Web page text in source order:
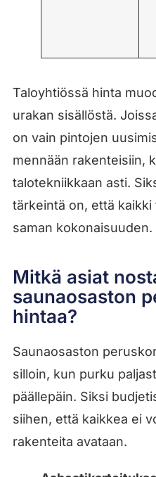
Taloyhtiössä hinta
urakan sisällöstä.
on vain pintojen
mennään rakenteisiin,
talotekniikkaan asti.
tärkeintä on, että
saman kokonaisuuden.
Mitkä asiat
saunaosaston
hintaa?
Saunaosaston
silloin, kun purku
päällepäin. Siksi
siihen, että kaikkea ei
rakenteita avataan.